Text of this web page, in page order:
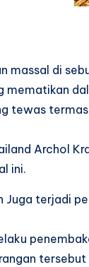
massal di
mematikan
tewas
Archol
ini.
Juga terjadi